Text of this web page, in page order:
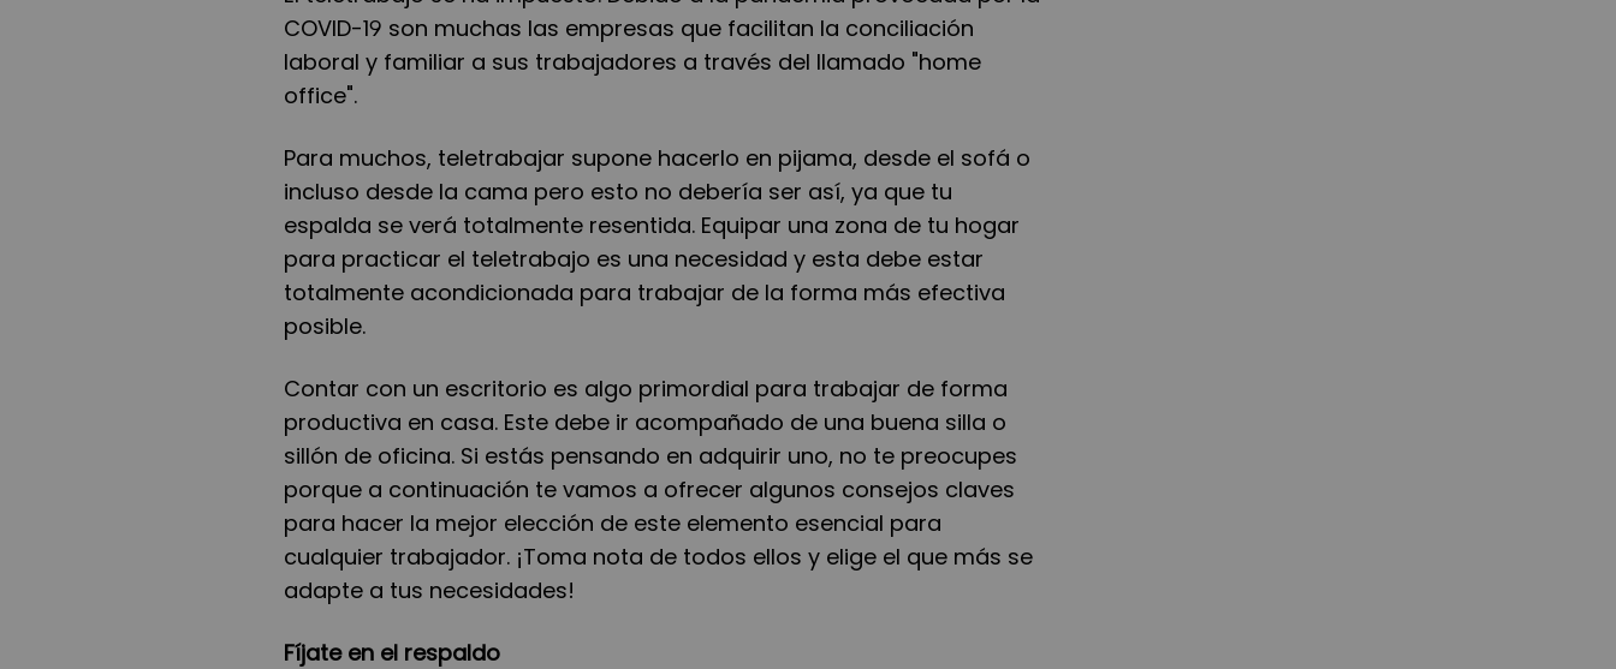
COVID-19 son muchas las empresas que facilitan la conciliación
laboral y familiar a sus trabajadores a través del llamado "home
office".
Para muchos, teletrabajar supone hacerlo en pijama, desde el sofá o
incluso desde la cama pero esto no debería ser así, ya que tu
espalda se verá totalmente resentida. Equipar una zona de tu hogar
para practicar el teletrabajo es una necesidad y esta debe estar
totalmente acondicionada para trabajar de la forma más efectiva
posible.
Contar con un escritorio es algo primordial para trabajar de forma
productiva en casa. Este debe ir acompañado de una buena silla o
sillón de oficina. Si estás pensando en adquirir uno, no te preocupes
porque a continuación te vamos a ofrecer algunos consejos claves
para hacer la mejor elección de este elemento esencial para
cualquier trabajador. ¡Toma nota de todos ellos y elige el que más se
adapte a tus necesidades!
Fíjate en el respaldo